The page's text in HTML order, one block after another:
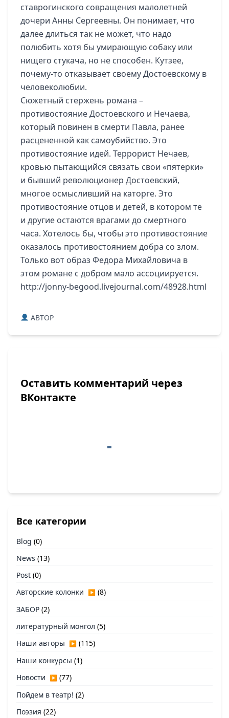
ставрогинского совращения малолетней
дочери Анны Сергеевны. Он понимает, что
далее длиться так не может, что надо
полюбить хотя бы умирающую собаку или
нищего стукача, но не способен. Кутзее,
почему-то отказывает своему Достоевскому в
человеколюбии.
Сюжетный стержень романа –
противостояние Достоевского и Нечаева,
который повинен в смерти Павла, ранее
расцененной как самоубийство. Это
противостояние идей. Террорист Нечаев,
кровью пытающийся связать свои «пятерки»
и бывший революционер Достоевский,
многое осмысливший на каторге. Это
противостояние отцов и детей, в котором те
и другие остаются врагами до смертного
часа. Хотелось бы, чтобы это противостояние
оказалось противостоянием добра со злом.
Только вот образ Федора Михайловича в
этом романе с добром мало ассоциируется.
http://jonny-begood.livejournal.com/48928.html
ABTOP
Оставить комментарий через
ВКонтакте
Все категории
Blog (0)
News (13)
Post (0)
Авторские колонки ▶ (8)
ЗАБОР (2)
литературный монгол (5)
Наши авторы ▶ (115)
Наши конкурсы (1)
Новости ▶ (77)
Пойдем в театр! (2)
Поэзия (22)